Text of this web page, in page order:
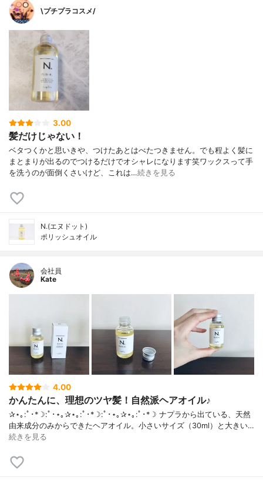
\プチプラコスメ/
3.00
髪だけじゃない！
ベタつくかと思いきや、つけたあとはべたつきません。でも程よく髪に
まとまりが出るのでつけるだけでオシャレになります笑ワックスって手
を洗うのが面倒くさいけど、これは…続きを見る
N.(エヌドット)
ポリッシュオイル
会社員
Kate
4.00
かんたんに、理想のツヤ髪！自然派ヘアオイル♪
✰⋆｡:ﾟ･*☽:ﾟ･⋆｡✰⋆｡:ﾟ･*☽:ﾟ･⋆｡✰⋆｡:ﾟ･*☽ ナプラから出ている、天然
由来成分のみからできたヘアオイル。小さいサイズ（30ml）と大きい…
続きを見る